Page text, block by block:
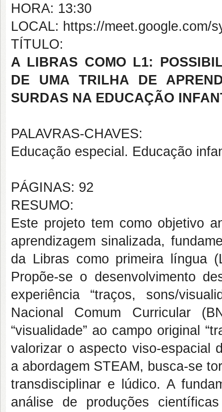
HORA: 13:30
LOCAL: https://meet.google.com/
TÍTULO:
A LIBRAS COMO L1:
DE UMA TRILHA DE
SURDAS NA EDUCAÇÃO
PALAVRAS-CHAVES:
Educação especial. Educação
PÁGINAS: 92
RESUMO:
Este projeto tem como objetivo
aprendizagem sinalizada,
da Libras como primeira língua
Propõe-se o desenvolvimento
experiência “traços, sons/
Nacional Comum Curricular
“visualidade” ao campo original
valorizar o aspecto viso-espacial
a abordagem STEAM, busca-se
transdisciplinar e lúdico. A
análise de produções